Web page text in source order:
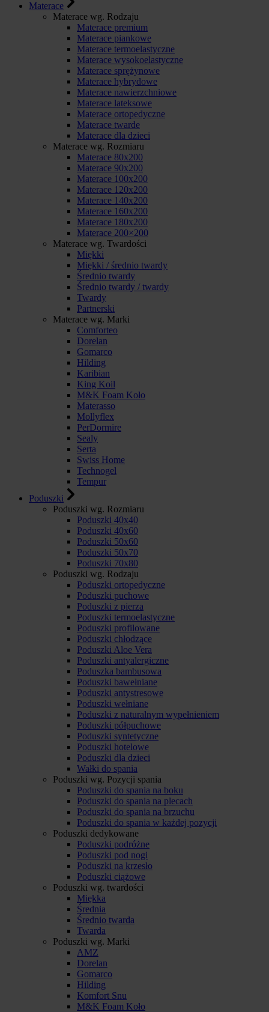
Materace
Materace wg. Rodzaju
Materace premium
Materace piankowe
Materace termoelastyczne
Materace wysokoelastyczne
Materace sprężynowe
Materace hybrydowe
Materace nawierzchniowe
Materace lateksowe
Materace ortopedyczne
Materace twarde
Materace dla dzieci
Materace wg. Rozmiaru
Materace 80x200
Materace 90x200
Materace 100x200
Materace 120x200
Materace 140x200
Materace 160x200
Materace 180x200
Materace 200×200
Materace wg. Twardości
Miękki
Miękki / średnio twardy
Średnio twardy
Średnio twardy / twardy
Twardy
Partnerski
Materace wg. Marki
Comforteo
Dorelan
Gomarco
Hilding
Karibian
King Koil
M&K Foam Koło
Materasso
Mollyflex
PerDormire
Sealy
Serta
Swiss Home
Technogel
Tempur
Poduszki
Poduszki wg. Rozmiaru
Poduszki 40x40
Poduszki 40x60
Poduszki 50x60
Poduszki 50x70
Poduszki 70x80
Poduszki wg. Rodzaju
Poduszki ortopedyczne
Poduszki puchowe
Poduszki z pierza
Poduszki termoelastyczne
Poduszki profilowane
Poduszki chłodzące
Poduszki Aloe Vera
Poduszki antyalergiczne
Poduszka bambusowa
Poduszki bawełniane
Poduszki antystresowe
Poduszki wełniane
Poduszki z naturalnym wypełnieniem
Poduszki półpuchowe
Poduszki syntetyczne
Poduszki hotelowe
Poduszki dla dzieci
Wałki do spania
Poduszki wg. Pozycji spania
Poduszki do spania na boku
Poduszki do spania na plecach
Poduszki do spania na brzuchu
Poduszki do spania w każdej pozycji
Poduszki dedykowane
Poduszki podróżne
Poduszki pod nogi
Poduszki na krzesło
Poduszki ciążowe
Poduszki wg. twardości
Miękka
Średnia
Średnio twarda
Twarda
Poduszki wg. Marki
AMZ
Dorelan
Gomarco
Hilding
Komfort Snu
M&K Foam Koło